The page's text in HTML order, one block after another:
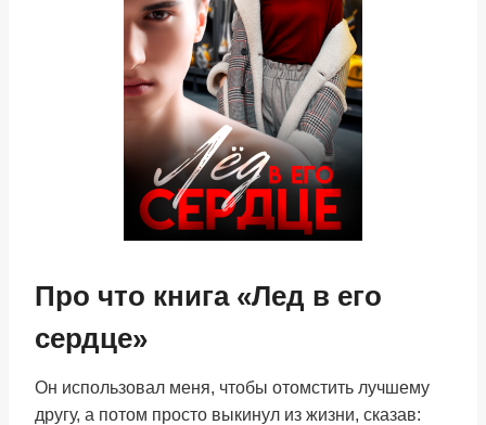
Про что книга «Лед в его
сердце»
Он использовал меня, чтобы отомстить лучшему
другу, а потом просто выкинул из жизни, сказав: